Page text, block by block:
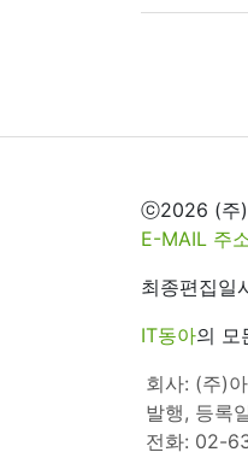
ⓒ2026 (주)
E-MAIL 주
최종편집일
IT동아의 모
회사: (주)
발행, 등록
전화: 02-